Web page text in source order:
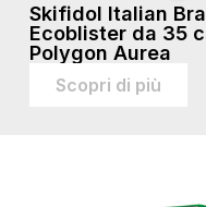
Skifidol Italian
Ecoblister da 35
Polygon Aurea
Scopri di più